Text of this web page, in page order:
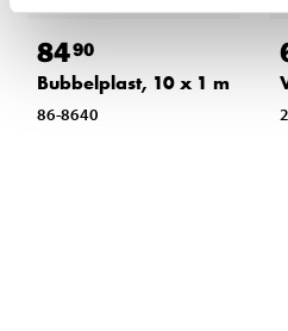
8490
Bubbelplast, 10 x 1 m
86-8640